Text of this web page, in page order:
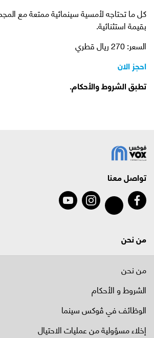
كل ما تحتاجه لأمسية سينمائية ممتعة مع
بقيمة استثنائية.
السعر: 270 ريال قطري
احجز الان
تطبق الشروط والأحكام.
تواصل معنا
من نحن
من نحن
الشروط و الأحكام
الوظائف في ﭬوكس سينما
إخلاء مسؤولية من عمليات الاحتيال